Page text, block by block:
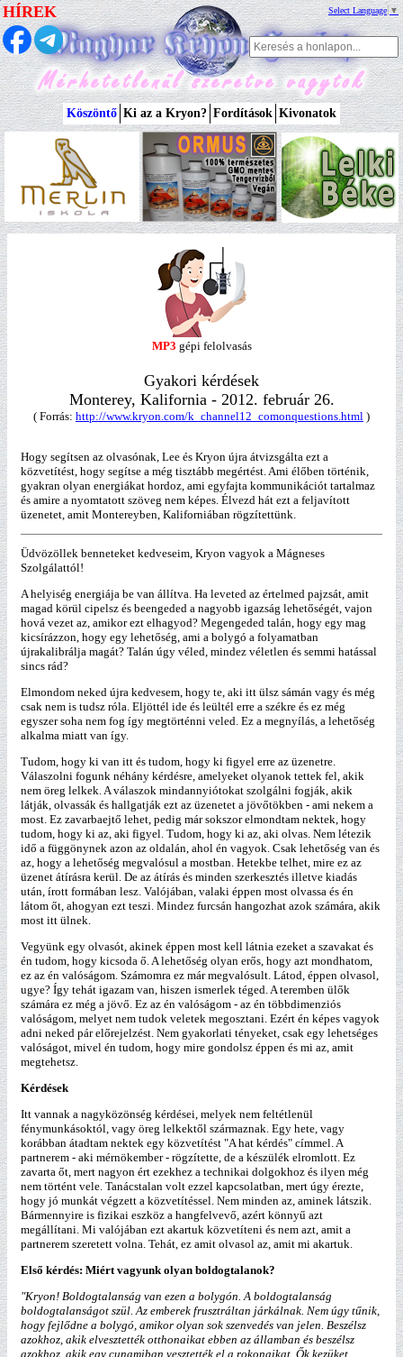
HÍREK Select Language ▼
Köszöntő Ki az a Kryon? Fordítások Kivonatok
MP3 gépi felolvasás
Gyakori kérdések
Monterey, Kalifornia - 2012. február 26.
( Forrás: http://www.kryon.com/k_channel12_comonquestions.html )
Hogy segítsen az olvasónak, Lee és Kryon újra átvizsgálta ezt a
közvetítést, hogy segítse a még tisztább megértést. Ami élőben történik,
gyakran olyan energiákat hordoz, ami egyfajta kommunikációt tartalmaz
és amire a nyomtatott szöveg nem képes. Élvezd hát ezt a feljavított
üzenetet, amit Montereyben, Kaliforniában rögzítettünk.
Üdvözöllek benneteket kedveseim, Kryon vagyok a Mágneses
Szolgálattól!
A helyiség energiája be van állítva. Ha leveted az értelmed pajzsát, amit
magad körül cipelsz és beengeded a nagyobb igazság lehetőségét, vajon
hová vezet az, amikor ezt elhagyod? Megengeded talán, hogy egy mag
kicsírázzon, hogy egy lehetőség, ami a bolygó a folyamatban
újrakalibrálja magát? Talán úgy véled, mindez véletlen és semmi hatással
sincs rád?
Elmondom neked újra kedvesem, hogy te, aki itt ülsz sámán vagy és még
csak nem is tudsz róla. Eljöttél ide és leültél erre a székre és ez még
egyszer soha nem fog így megtörténni veled. Ez a megnyílás, a lehetőség
alkalma miatt van így.
Tudom, hogy ki van itt és tudom, hogy ki figyel erre az üzenetre.
Válaszolni fogunk néhány kérdésre, amelyeket olyanok tettek fel, akik
nem öreg lelkek. A válaszok mindannyiótokat szolgálni fogják, akik
látják, olvassák és hallgatják ezt az üzenetet a jövőtökben - ami nekem a
most. Ez zavarbaejtő lehet, pedig már sokszor elmondtam nektek, hogy
tudom, hogy ki az, aki figyel. Tudom, hogy ki az, aki olvas. Nem létezik
idő a függönynek azon az oldalán, ahol én vagyok. Csak lehetőség van és
az, hogy a lehetőség megvalósul a mostban. Hetekbe telhet, mire ez az
üzenet átírásra kerül. De az átírás és minden szerkesztés illetve kiadás
után, írott formában lesz. Valójában, valaki éppen most olvassa és én
látom őt, ahogyan ezt teszi. Mindez furcsán hangozhat azok számára, akik
most itt ülnek.
Vegyünk egy olvasót, akinek éppen most kell látnia ezeket a szavakat és
én tudom, hogy kicsoda ő. A lehetőség olyan erős, hogy azt mondhatom,
ez az én valóságom. Számomra ez már megvalósult. Látod, éppen olvasol,
ugye? Így tehát igazam van, hiszen ismerlek téged. A teremben ülők
számára ez még a jövő. Ez az én valóságom - az én többdimenziós
valóságom, melyet nem tudok veletek megosztani. Ezért én képes vagyok
adni neked pár előrejelzést. Nem gyakorlati tényeket, csak egy lehetséges
valóságot, mivel én tudom, hogy mire gondolsz éppen és mi az, amit
megtehetsz.
Kérdések
Itt vannak a nagyközönség kérdései, melyek nem feltétlenül
fénymunkásoktól, vagy öreg lelkektől származnak. Egy hete, vagy
korábban átadtam nektek egy közvetítést "A hat kérdés" címmel. A
partnerem - aki mérnökember - rögzítette, de a készülék elromlott. Ez
zavarta őt, mert nagyon ért ezekhez a technikai dolgokhoz és ilyen még
nem történt vele. Tanácstalan volt ezzel kapcsolatban, mert úgy érezte,
hogy jó munkát végzett a közvetítéssel. Nem minden az, aminek látszik.
Bármennyire is fizikai eszköz a hangfelvevő, azért könnyű azt
megállítani. Mi valójában ezt akartuk közvetíteni és nem azt, amit a
partnerem szeretett volna. Tehát, ez amit olvasol az, amit mi akartuk.
Első kérdés: Miért vagyunk olyan boldogtalanok?
"Kryon! Boldogtalanság van ezen a bolygón. A boldogtalanság
boldogtalanságot szül. Az emberek frusztráltan járkálnak. Nem úgy tűnik,
hogy fejlődne a bolygó, amikor olyan sok szenvedés van jelen. Beszélsz
azokhoz, akik elvesztették otthonaikat ebben az államban és beszélsz
azokhoz, akik egy cunamiban vesztették el a rokonaikat. Ők kezüket